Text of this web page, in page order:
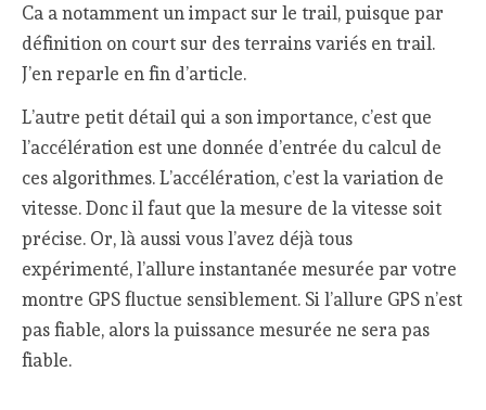
Ca a notamment un impact sur le trail, puisque par
définition on court sur des terrains variés en trail.
J’en reparle en fin d’article.
L’autre petit détail qui a son importance, c’est que
l’accélération est une donnée d’entrée du calcul de
ces algorithmes. L’accélération, c’est la variation de
vitesse. Donc il faut que la mesure de la vitesse soit
précise. Or, là aussi vous l’avez déjà tous
expérimenté, l’allure instantanée mesurée par votre
montre GPS fluctue sensiblement. Si l’allure GPS n’est
pas fiable, alors la puissance mesurée ne sera pas
fiable.